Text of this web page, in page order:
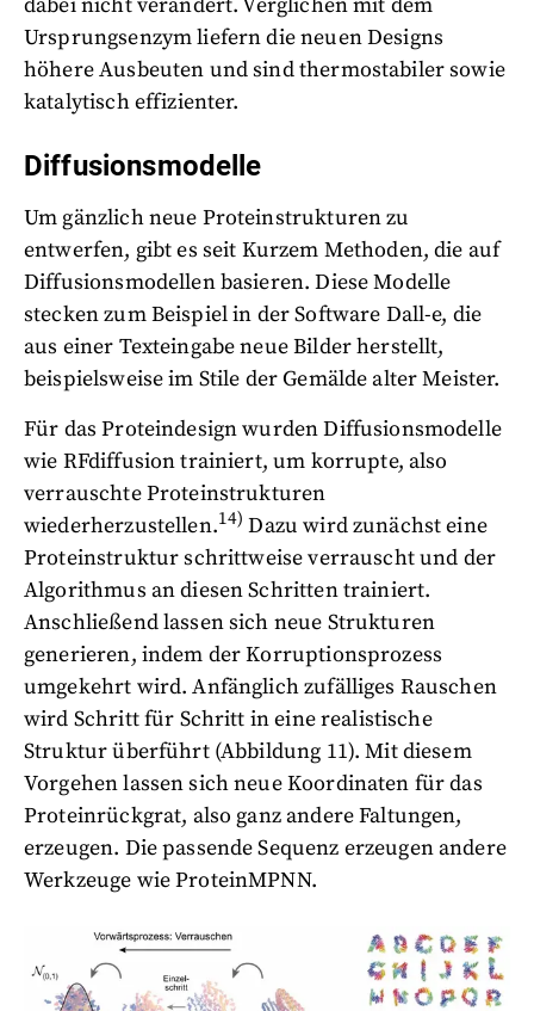
Ursprungsenzym liefern die neuen Designs
höhere Ausbeuten und sind thermostabiler sowie
katalytisch effizienter.
Diffusionsmodelle
Um gänzlich neue Proteinstrukturen zu
entwerfen, gibt es seit Kurzem Methoden, die auf
Diffusionsmodellen basieren. Diese Modelle
stecken zum Beispiel in der Software Dall-e, die
aus einer Texteingabe neue Bilder herstellt,
beispielsweise im Stile der Gemälde alter Meister.
Für das Proteindesign wurden Diffusionsmodelle
wie RFdiffusion trainiert, um korrupte, also
verrauschte Proteinstrukturen
wiederherzustellen.14) Dazu wird zunächst eine
Proteinstruktur schrittweise verrauscht und der
Algorithmus an diesen Schritten trainiert.
Anschließend lassen sich neue Strukturen
generieren, indem der Korruptionsprozess
umgekehrt wird. Anfänglich zufälliges Rauschen
wird Schritt für Schritt in eine realistische
Struktur überführt (Abbildung 11). Mit diesem
Vorgehen lassen sich neue Koordinaten für das
Proteinrückgrat, also ganz andere Faltungen,
erzeugen. Die passende Sequenz erzeugen andere
Werkzeuge wie ProteinMPNN.